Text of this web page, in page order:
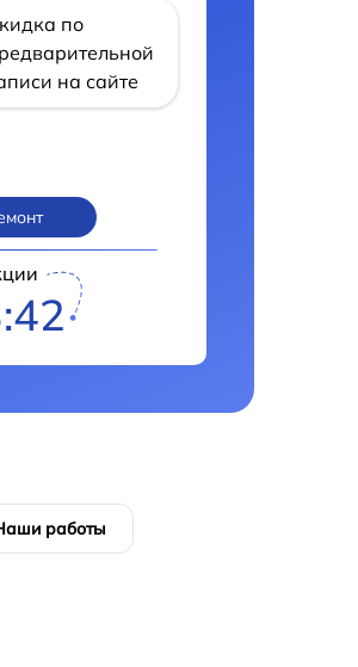
по
на сайте
работы